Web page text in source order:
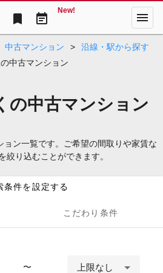
bookmark event_note
New! menu
中古マンション >
沿線・駅から探す
中古マンション
の中古マンション
ン一覧です。ご希望の間取りや家賃な
絞り込むことができます。
条件を設定する
こだわり条件
〜 上限なし